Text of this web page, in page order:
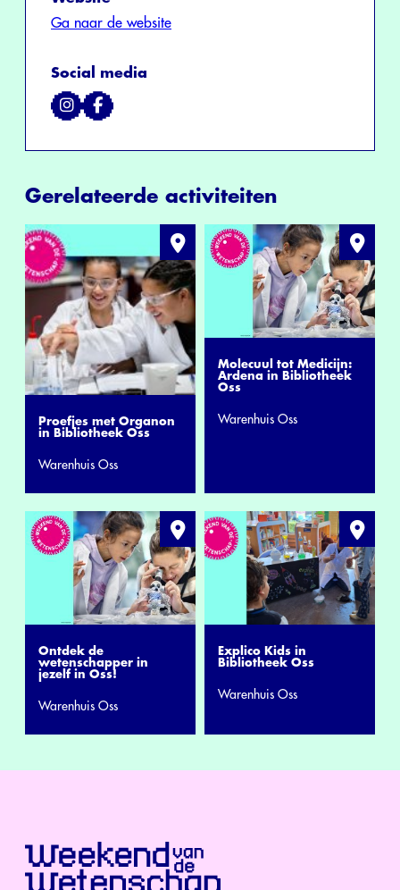
Ga naar de website
Social media
Gerelateerde activiteiten
Proefjes met Organon
in Bibliotheek Oss
Warenhuis Oss
Molecuul tot Medicijn:
Ardena in Bibliotheek
Oss
Warenhuis Oss
Ontdek de
wetenschapper in
jezelf in Oss!
Warenhuis Oss
Explico Kids in
Bibliotheek Oss
Warenhuis Oss